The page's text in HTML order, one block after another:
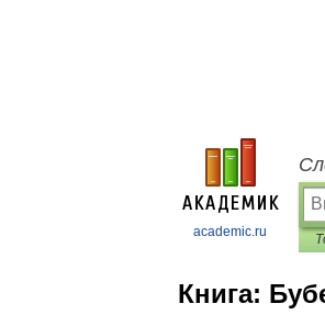
academic.ru
Книга: